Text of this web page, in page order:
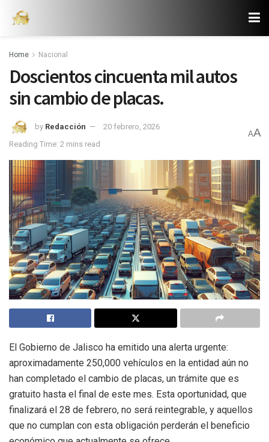
Home Nacional
Doscientos cincuenta mil autos
sin cambio de placas.
by Redacción
20 febrero, 2026
Reading Time: 2 mins read
AA
El Gobierno de Jalisco ha emitido una alerta urgente:
aproximadamente 250,000 vehículos en la entidad aún no
han completado el cambio de placas, un trámite que es
gratuito hasta el final de este mes. Esta oportunidad, que
finalizará el 28 de febrero, no será reintegrable, y aquellos
que no cumplan con esta obligación perderán el beneficio